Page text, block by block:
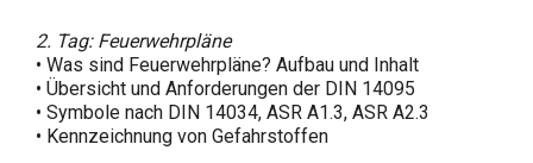
2. Tag: Feuerwehrpläne
• Was sind Feuerwehrpläne? Aufbau und Inhalt
• Übersicht und Anforderungen der DIN 14095
• Symbole nach DIN 14034, ASR A1.3, ASR A2.3
• Kennzeichnung von Gefahrstoffen